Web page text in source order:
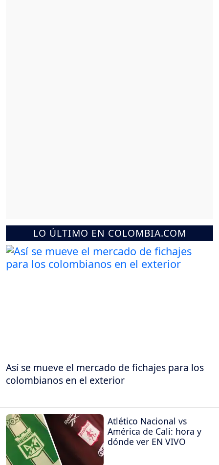
LO ÚLTIMO EN COLOMBIA.COM
Así se mueve el mercado de fichajes para los
colombianos en el exterior
Atlético Nacional vs
América de Cali: hora y
dónde ver EN VIVO